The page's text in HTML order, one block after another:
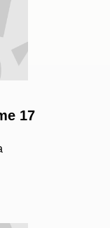
17